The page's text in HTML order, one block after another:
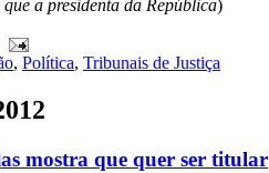
a presidenta da República)
, Política, Tribunais de Justiça
mostra que quer ser titular